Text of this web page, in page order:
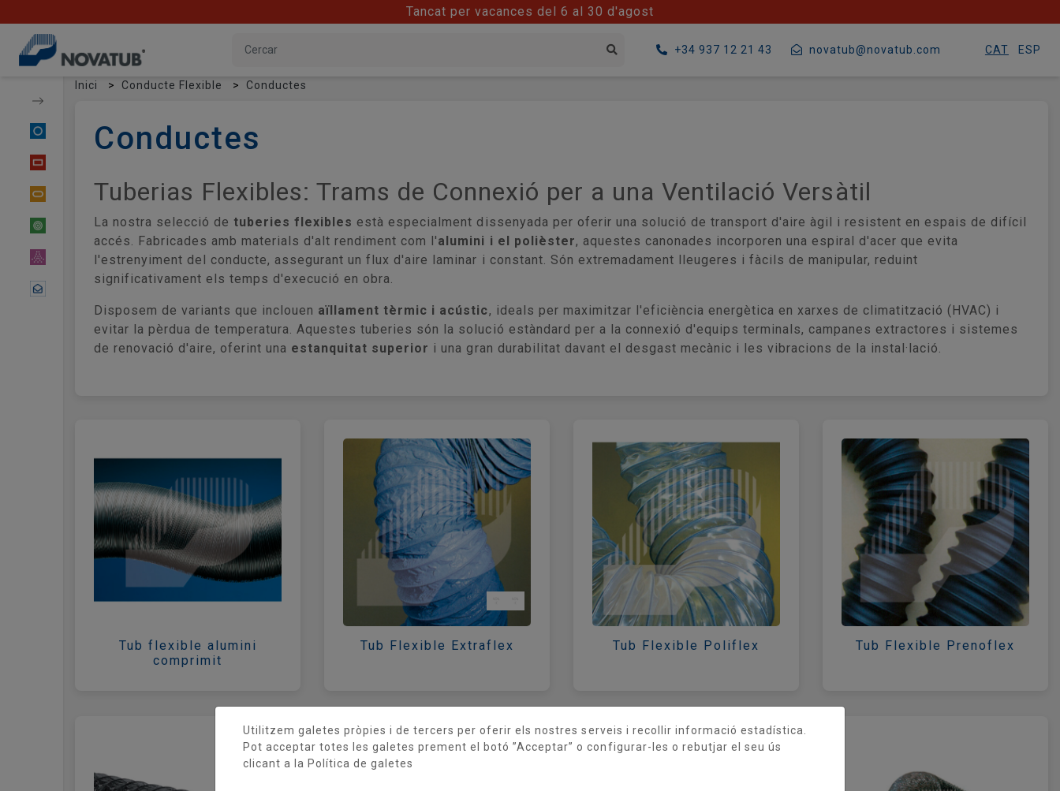
Tancat per vacances del 6 al 30 d'agost
+34 937 12 21 43 novatub@novatub.com CAT ESP
Conducte Circular
Conducte Oval
Conducte Flexible
Material Difusor
Contactar
Inici Conducte Flexible Conductes
Conductes
Tuberias Flexibles: Trams de Connexió per a una Ventilació Versàtil
La nostra selecció de tuberies flexibles està especialment dissenyada per oferir una solució de transport d'aire àgil i resistent en espais de difícil
accés. Fabricades amb materials d'alt rendiment com l'alumini i el polièster, aquestes canonades incorporen una espiral d'acer que evita
l'estrenyiment del conducte, assegurant un flux d'aire laminar i constant. Són extremadament lleugeres i fàcils de manipular, reduint
significativament els temps d'execució en obra.
Disposem de variants que inclouen aïllament tèrmic i acústic, ideals per maximitzar l'eficiència energètica en xarxes de climatització (HVAC) i
evitar la pèrdua de temperatura. Aquestes tuberies són la solució estàndard per a la connexió d'equips terminals, campanes extractores i sistemes
de renovació d'aire, oferint una estanquitat superior i una gran durabilitat davant el desgast mecànic i les vibracions de la instal·lació.
Tub flexible alumini
comprimit
Tub Flexible Extraflex Tub Flexible Poliflex Tub Flexible Prenoflex
Utilitzem galetes pròpies i de tercers per oferir els nostres serveis i recollir informació estadística.
Pot acceptar totes les galetes prement el botó ”Acceptar” o configurar-les o rebutjar el seu ús
clicant a la Política de galetes